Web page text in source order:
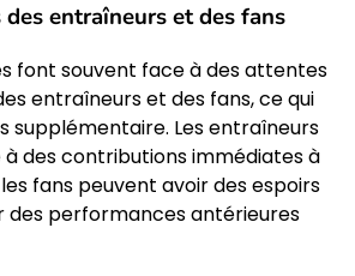
entraîneurs et des fans
font souvent face à des attentes
entraîneurs et des fans, ce qui
supplémentaire. Les entraîneurs
des contributions immédiates à
fans peuvent avoir des espoirs
des performances antérieures